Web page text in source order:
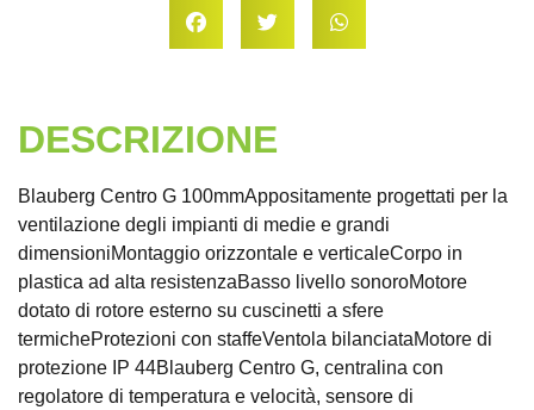
DESCRIZIONE
Blauberg Centro G 100mmAppositamente progettati per la
ventilazione degli impianti di medie e grandi
dimensioniMontaggio orizzontale e verticaleCorpo in
plastica ad alta resistenzaBasso livello sonoroMotore
dotato di rotore esterno su cuscinetti a sfere
termicheProtezioni con staffeVentola bilanciataMotore di
protezione IP 44Blauberg Centro G, centralina con
regolatore di temperatura e velocità, sensore di